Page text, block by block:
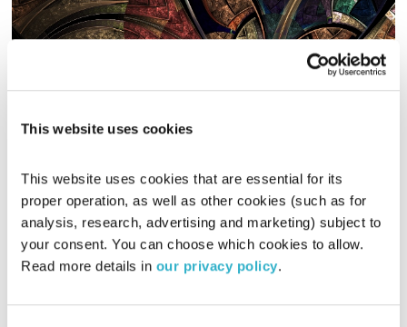
This website uses cookies
This website uses cookies that are essential for its
proper operation, as well as other cookies (such as for
analysis, research, advertising and marketing) subject to
your consent. You can choose which cookies to allow.
Read more details in our privacy policy.
עולם קטן
אורי בנקהלטר
05.12.16
02:00:06